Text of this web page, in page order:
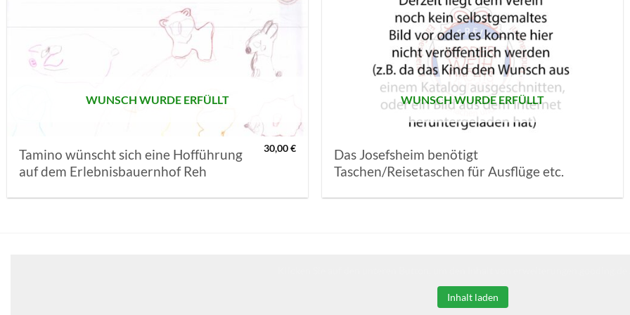
AUF MEINE
MERKLISTE
SETZEN
WUNSCH WURDE ERFÜLLT
Tamino wünscht sich eine Hofführung
auf dem Erlebnisbauernhof Reh
30,00€
WUNSCH WURDE ERFÜLLT
Das Josefsheim benötigt
Taschen/Reisetaschen für Ausflüge etc.
Inhalt laden